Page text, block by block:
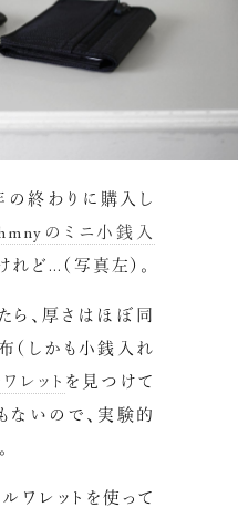
の終わりに購入し
のミニ小銭入
ど…（写真左）。
ら、厚さはほぼ同
（しかも小銭入れ
レット を見つけて
ないので、実験的
ワレットを使って